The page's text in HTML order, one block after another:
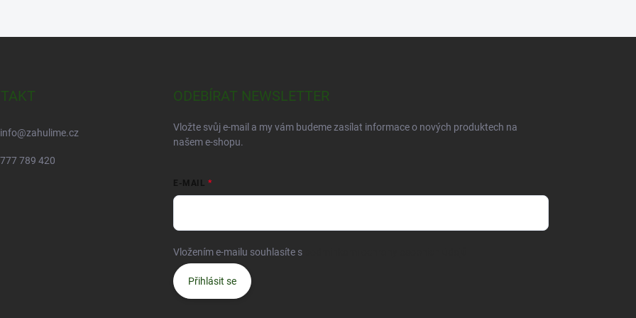
info@zahulime.cz
777 789 420
ODEBÍRAT NEWSLETTER
Vložte svůj e-mail a my vám budeme zasílat informace o nových produktech na
našem e-shopu.
E-MAIL
Vložením e-mailu souhlasíte s
Přihlásit se